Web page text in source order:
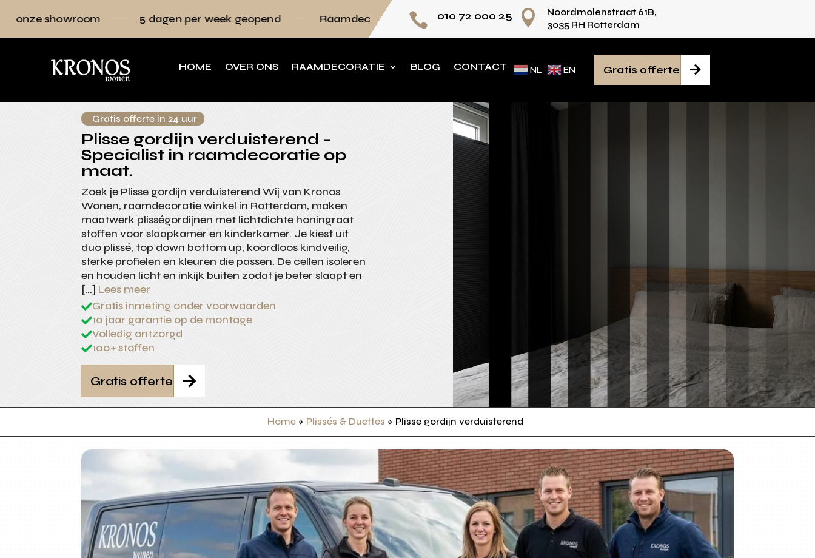
5 dagen per week geopend Raamdecoratie volledig op maat Persoonlijk advies voor iedere ruimte
 010 72 000 25 
Noordmolenstraat 61B,
3035 RH Rotterdam
HOME OVER ONS RAAMDECORATIE BLOG CONTACT NL EN 
Gratis offerte
Gratis offerte in 24 uur
Plisse gordijn verduisterend -
Specialist in raamdecoratie op
maat.
Zoek je Plisse gordijn verduisterend Wij van Kronos
Wonen, raamdecoratie winkel in Rotterdam, maken
maatwerk plisségordijnen met lichtdichte honingraat
stoffen voor slaapkamer en kinderkamer. Je kiest uit
duo plissé, top down bottom up, koordloos kindveilig,
sterke profielen en kleuren die passen. De cellen isoleren
en houden licht en inkijk buiten zodat je beter slaapt en
[…] Lees meer
Gratis inmeting onder voorwaarden
10 jaar garantie op de montage
Volledig ontzorgd
100+ stoffen

Gratis offerte
Home » Plissés & Duettes » Plisse gordijn verduisterend